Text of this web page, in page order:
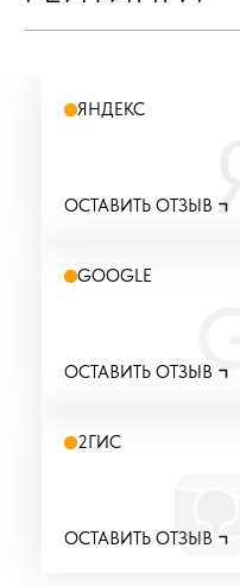
ЯНДЕКС
ОСТАВИТЬ ОТЗЫВ
GOOGLE
ОСТАВИТЬ ОТЗЫВ
2ГИС
ОСТАВИТЬ ОТЗЫВ